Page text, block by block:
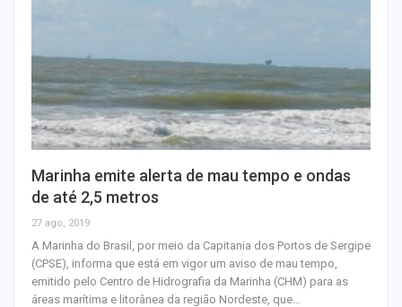
Marinha emite alerta de mau tempo e ondas
de até 2,5 metros
27 ago, 2019
A Marinha do Brasil, por meio da Capitania dos Portos de Sergipe
(CPSE), informa que está em vigor um aviso de mau tempo,
emitido pelo Centro de Hidrografia da Marinha (CHM) para as
áreas marítima e litorânea da região Nordeste, que…